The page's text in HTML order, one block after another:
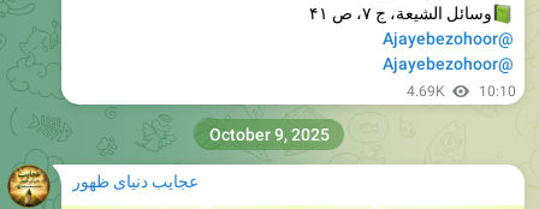
@Ajayebezohoor
4.69K 10:10
عجایب دنیای ظهور